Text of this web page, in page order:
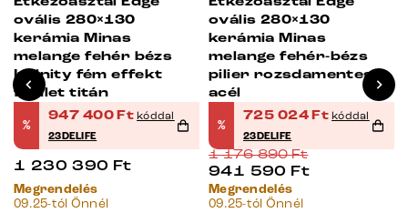
ovális 280×130
kerámia Minas
melange fehér bézs
Infinity fém effekt
felület titán
%
947 400Ft kóddal
23DELIFE
1 230 390 Ft
Megrendelés
09.25-tól Önnél
ovális 280×130
kerámia Minas
melange fehér-bézs
pilier rozsdamentes
acél
%
725 024Ft kóddal
23DELIFE
1 176 890Ft
941 590 Ft
Megrendelés
09.25-tól Önnél